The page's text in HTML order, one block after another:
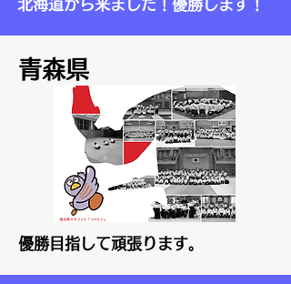
北海道から来ました！優勝します！
青森県
優勝目指して頑張ります。